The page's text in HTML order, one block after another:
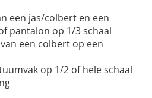
een jas/colbert en een
pantalon op 1/3 schaal
een colbert op een
op 1/2 of hele schaal